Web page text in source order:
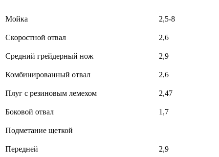
Мойка 2,5-8
Скоростной отвал 2,6
Средний грейдерный нож 2,9
Комбинированный отвал 2,6
Плуг с резиновым лемехом 2,47
Боковой отвал 1,7
Подметание щеткой
Передней 2,9